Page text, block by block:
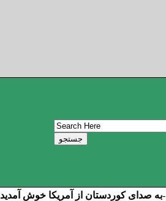
به صدای کوردستان از آمریکا خوش آمدید-